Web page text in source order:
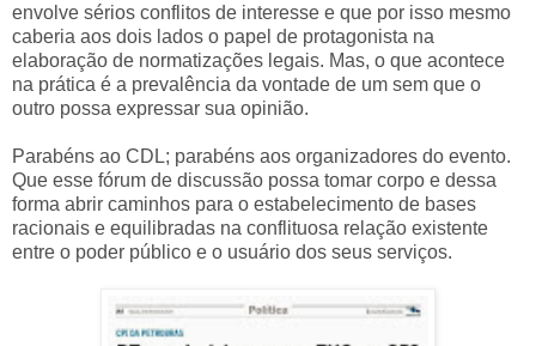
envolve sérios conflitos de interesse e que por isso mesmo
caberia aos dois lados o papel de protagonista na
elaboração de normatizações legais. Mas, o que acontece
na prática é a prevalência da vontade de um sem que o
outro possa expressar sua opinião.
Parabéns ao CDL; parabéns aos organizadores do evento.
Que esse fórum de discussão possa tomar corpo e dessa
forma abrir caminhos para o estabelecimento de bases
racionais e equilibradas na conflituosa relação existente
entre o poder público e o usuário dos seus serviços.